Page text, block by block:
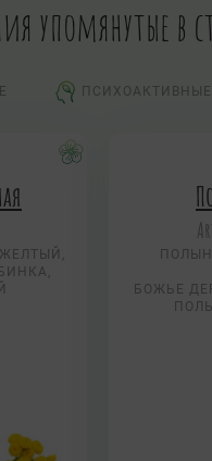
упомянутые в
ПСИХОАКТИВНЫЕ
БОЖЬЕ